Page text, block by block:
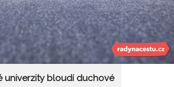
univerzity bloudí duchové